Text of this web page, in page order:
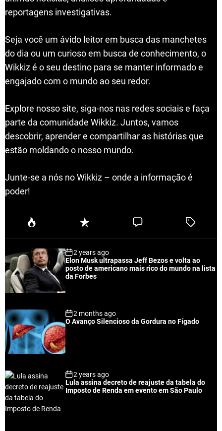
reportagens investigativas.
Seja você um ávido leitor em busca das manchetes
do dia ou um curioso em busca de conhecimento, o
Wikkiz é o seu destino para se manter informado e
engajado com o mundo ao seu redor.
Explore nosso site, siga-nos nas redes sociais e faça
parte da comunidade Wikkiz. Juntos, vamos
descobrir, aprender e compartilhar as histórias que
estão moldando o nosso mundo.
Junte-se a nós no Wikkiz – onde a informação é
poder!
P
u
a
r
R
e
n
t
C
e
T
e
2 years ago
Elon Musk ultrapassa Jeff Bezos e volta ao
posto de americano mais rico do mundo na lista
da Forbes
2 months ago
O Avanço Silencioso da Gordura no Fígado
2 years ago
Lula assina decreto de reajuste da tabela do
Imposto de Renda em evento em São Paulo